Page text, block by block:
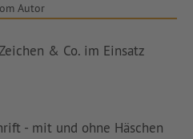
Autor
& Co. im Einsatz
- mit und ohne Häschen